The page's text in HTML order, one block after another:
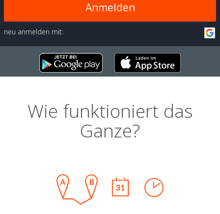
Anmelden
neu anmelden mit:
Wie funktioniert das
Ganze?